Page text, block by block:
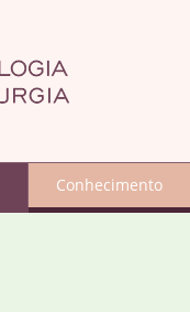
Conhecimento